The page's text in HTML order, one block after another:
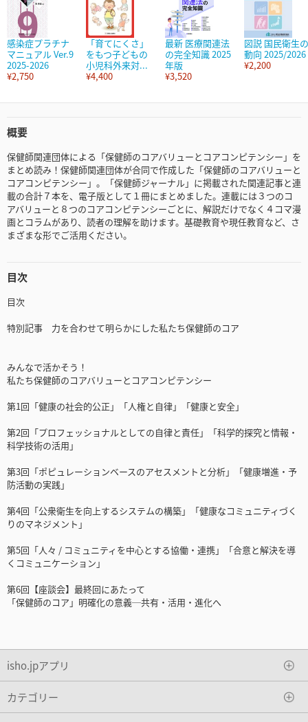
感染症プラチナ
マニュアル Ver.9
2025-2026
¥2,750
「育てにくさ」
をもつ子どもの
小児科外来対...
¥4,400
最新 医療関連法
の完全知識 2025
年版
¥3,520
図説 国民衛生の
動向 2025/2026
¥2,200
概要
保健師関連団体による「保健師のコアバリューとコアコンピテンシー」を
まとめ読み！保健師関連団体が合同で作成した「保健師のコアバリューと
コアコンピテンシー」。「保健師ジャーナル」に掲載された関連記事と連
載の合計７本を、電子版として１冊にまとめました。連載には３つのコ
アバリューと８つのコアコンピテンシーごとに、解説だけでなく４コマ漫
画とコラムがあり、読者の理解を助けます。基礎教育や現任教育など、さ
まざまな形でご活用ください。
目次
目次
特別記事 力を合わせて明らかにした私たち保健師のコア
みんなで活かそう！
私たち保健師のコアバリューとコアコンピテンシー
第1回「健康の社会的公正」「人権と自律」「健康と安全」
第2回「プロフェッショナルとしての自律と責任」「科学的探究と情報・
科学技術の活用」
第3回「ポピュレーションベースのアセスメントと分析」「健康増進・予
防活動の実践」
第4回「公衆衛生を向上するシステムの構築」「健康なコミュニティづく
りのマネジメント」
第5回「人々 / コミュニティを中心とする協働・連携」「合意と解決を導
くコミュニケーション」
第6回【座談会】最終回にあたって
「保健師のコア」明確化の意義─共有・活用・進化へ
isho.jpアプリ
カテゴリー